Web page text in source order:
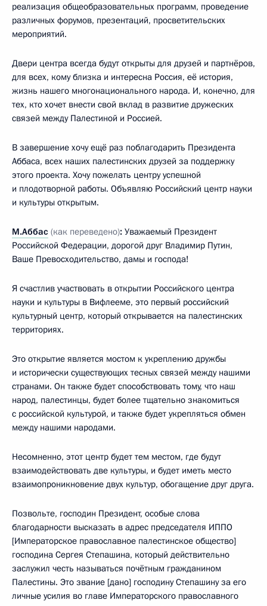
реализация общеобразовательных программ, проведение
различных форумов, презентаций, просветительских
мероприятий.
Двери центра всегда будут открыты для друзей и партнёров,
для всех, кому близка и интересна Россия, её история,
жизнь нашего многонационального народа. И, конечно, для
тех, кто хочет внести свой вклад в развитие дружеских
связей между Палестиной и Россией.
В завершение хочу ещё раз поблагодарить Президента
Аббаса, всех наших палестинских друзей за поддержку
этого проекта. Хочу пожелать центру успешной
и плодотворной работы. Объявляю Российский центр науки
и культуры открытым.
М.Аббас (как переведено): Уважаемый Президент
Российской Федерации, дорогой друг Владимир Путин,
Ваше Превосходительство, дамы и господа!
Я счастлив участвовать в открытии Российского центра
науки и культуры в Вифлееме, это первый российский
культурный центр, который открывается на палестинских
территориях.
Это открытие является мостом к укреплению дружбы
и исторически существующих тесных связей между нашими
странами. Он также будет способствовать тому, что наш
народ, палестинцы, будет более тщательно знакомиться
с российской культурой, и также будет укрепляться обмен
между нашими народами.
Несомненно, этот центр будет тем местом, где будут
взаимодействовать две культуры, и будет иметь место
взаимопроникновение двух культур, обогащение друг друга.
Позвольте, господин Президент, особые слова
благодарности высказать в адрес председателя ИППО
[Императорское православное палестинское общество]
господина Сергея Степашина, который действительно
заслужил честь называться почётным гражданином
Палестины. Это звание [дано] господину Степашину за его
личные усилия во главе Императорского православного